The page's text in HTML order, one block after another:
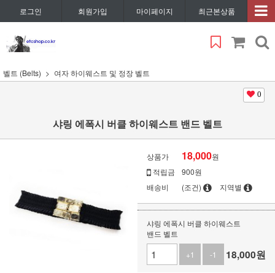
로그인 회원가입 마이페이지 최근본상품
벨트 (Belts) 여자 하이웨스트 및 정장 벨트
0
샤링 에폭시 버클 하이웨스트 밴드 벨트
상품가 18,000원
적립금
900원
배송비
(조건) 지역별
샤링 에폭시 버클 하이웨스트
밴드 벨트
+1
-1 18,000원